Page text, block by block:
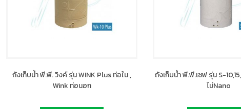
ถังเก็บน้ำ พี.พี. วิงค์ รุ่น WINK Plus ท่อใน ,
Wink ท่อนอก
ถังเก็บน้ำ พี.พี.เซฟ รุ่น S-
ไม่Nano